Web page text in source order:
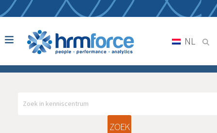
NL
ZOEK